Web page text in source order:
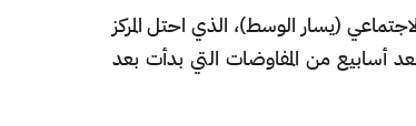
(يسار الوسط)، الذي احتل المركز
بعد أسابيع من المفاوضات التي بدأت بعد